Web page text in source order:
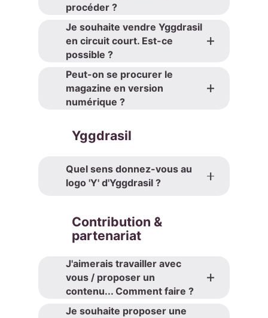
procéder ?
Je souhaite vendre Yggdrasil
en circuit court. Est-ce
possible ?
Peut-on se procurer le
magazine en version
numérique ?
Yggdrasil
Quel sens donnez-vous au
logo 'Y' d'Yggdrasil ?
Contribution &
partenariat
J'aimerais travailler avec
vous / proposer un
contenu... Comment faire ?
Je souhaite proposer une